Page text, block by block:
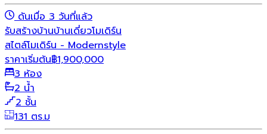
ดันเมื่อ 3 วันที่แล้ว
รับสร้างบ้านบ้านเดี่ยวโมเดิร์น
สไตล์โมเดิร์น - Modernstyle
ราคาเริ่มต้น฿1,900,000
3 ห้อง
2 น้ำ
2 ชั้น
131 ตร.ม